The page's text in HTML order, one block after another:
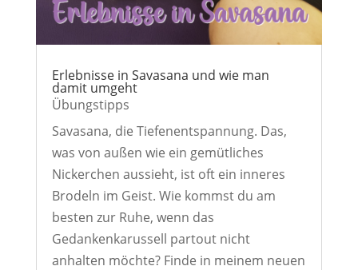
Erlebnisse in Savasana und wie man
damit umgeht
Übungstipps
Savasana, die Tiefenentspannung. Das,
was von außen wie ein gemütliches
Nickerchen aussieht, ist oft ein inneres
Brodeln im Geist. Wie kommst du am
besten zur Ruhe, wenn das
Gedankenkarussell partout nicht
anhalten möchte? Finde in meinem neuen